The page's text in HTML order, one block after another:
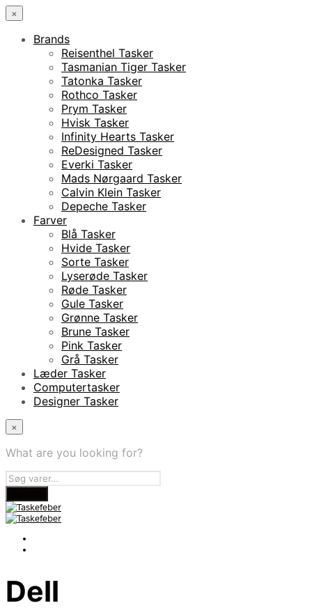
×
Brands
Reisenthel Tasker
Tasmanian Tiger Tasker
Tatonka Tasker
Rothco Tasker
Prym Tasker
Hvisk Tasker
Infinity Hearts Tasker
ReDesigned Tasker
Everki Tasker
Mads Nørgaard Tasker
Calvin Klein Tasker
Depeche Tasker
Farver
Blå Tasker
Hvide Tasker
Sorte Tasker
Lyserøde Tasker
Røde Tasker
Gule Tasker
Grønne Tasker
Brune Tasker
Pink Tasker
Grå Tasker
Læder Tasker
Computertasker
Designer Tasker
×
What are you looking for?
Dell